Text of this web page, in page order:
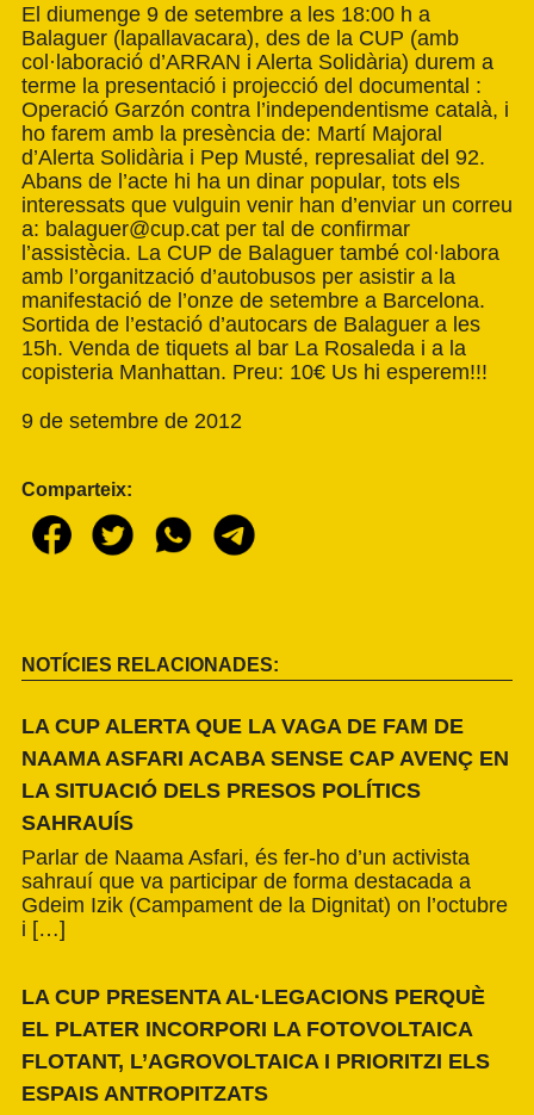
El diumenge 9 de setembre a les 18:00 h a
Balaguer (lapallavacara), des de la CUP (amb
col·laboració d’ARRAN i Alerta Solidària) durem a
terme la presentació i projecció del documental :
Operació Garzón contra l’independentisme català, i
ho farem amb la presència de: Martí Majoral
d’Alerta Solidària i Pep Musté, represaliat del 92.
Abans de l’acte hi ha un dinar popular, tots els
interessats que vulguin venir han d’enviar un correu
a: balaguer@cup.cat per tal de confirmar
l’assistècia. La CUP de Balaguer també col·labora
amb l’organització d’autobusos per asistir a la
manifestació de l’onze de setembre a Barcelona.
Sortida de l’estació d’autocars de Balaguer a les
15h. Venda de tiquets al bar La Rosaleda i a la
copisteria Manhattan. Preu: 10€ Us hi esperem!!!
9 de setembre de 2012
Comparteix:
NOTÍCIES RELACIONADES:
LA CUP ALERTA QUE LA VAGA DE FAM DE
NAAMA ASFARI ACABA SENSE CAP AVENÇ EN
LA SITUACIÓ DELS PRESOS POLÍTICS
SAHRAUÍS
Parlar de Naama Asfari, és fer-ho d’un activista
sahrauí que va participar de forma destacada a
Gdeim Izik (Campament de la Dignitat) on l’octubre
i […]
LA CUP PRESENTA AL·LEGACIONS PERQUÈ
EL PLATER INCORPORI LA FOTOVOLTAICA
FLOTANT, L’AGROVOLTAICA I PRIORITZI ELS
ESPAIS ANTROPITZATS